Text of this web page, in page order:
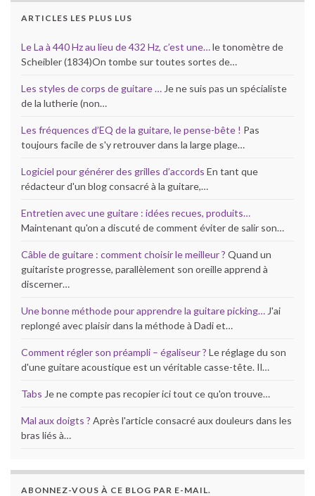
ARTICLES LES PLUS LUS
Le La à 440 Hz au lieu de 432 Hz, c’est une…le tonomètre de
Scheibler (1834)On tombe sur toutes sortes de…
Les styles de corps de guitare … Je ne suis pas un spécialiste
de la lutherie (non…
Les fréquences d’EQ de la guitare, le pense-bête ! Pas
toujours facile de s'y retrouver dans la large plage…
Logiciel pour générer des grilles d’accords En tant que
rédacteur d'un blog consacré à la guitare,…
Entretien avec une guitare : idées recues, produits…
Maintenant qu'on a discuté de comment éviter de salir son…
Câble de guitare : comment choisir le meilleur ? Quand un
guitariste progresse, parallèlement son oreille apprend à
discerner…
Une bonne méthode pour apprendre la guitare picking… J'ai
replongé avec plaisir dans la méthode à Dadi et…
Comment régler son préampli – égaliseur ? Le réglage du son
d'une guitare acoustique est un véritable casse-tête. Il…
Tabs Je ne compte pas recopier ici tout ce qu'on trouve…
Mal aux doigts ? Après l'article consacré aux douleurs dans les
bras liés à…
ABONNEZ-VOUS À CE BLOG PAR E-MAIL.